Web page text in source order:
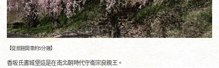
【從旅館開車約5分鐘】
香坂氏書城堡這是在南北朝時代守衛宗良親王。